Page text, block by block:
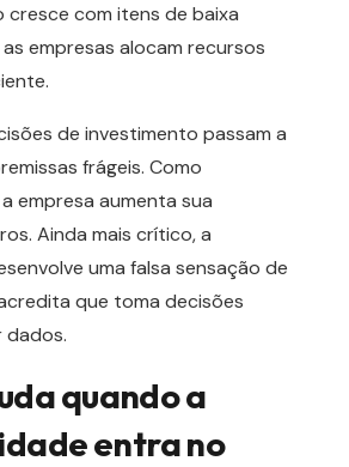
cresce com itens de baixa
empresas alocam recursos
de investimento passam a
frágeis. Como
empresa aumenta sua
Ainda mais crítico, a
uma falsa sensação de
que toma decisões
quando a
entra no